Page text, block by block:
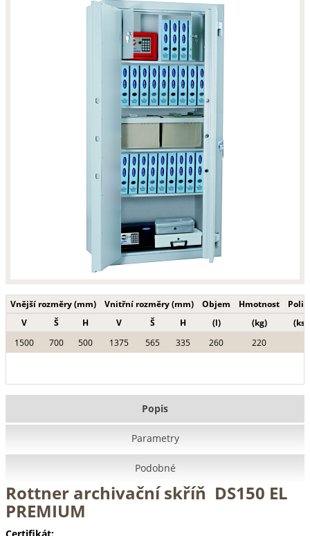
Vnější rozměry (mm) Vnitřní rozměry (mm) Objem Hmotnost
V
Š H V Š H (l) (kg)
(ks)
1500
700 500 1375 565 335 260 220
Popis
Parametry
Podobné
Rottner archivační skříň DS150 EL
PREMIUM